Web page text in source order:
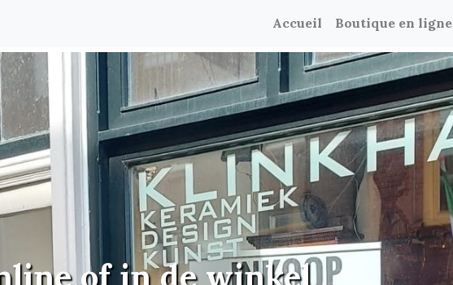
Accueil Boutique en ligne
of in de winkel